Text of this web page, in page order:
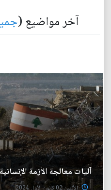
آخر مواضيع (
آليات معالجة الأزمة